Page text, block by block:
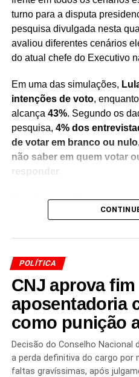
turno para a disputa
pesquisa divulgada nesta
avaliou diferentes cenários
do atual chefe do Executivo
Em uma das simulações,
intenções de voto, enquanto
alcança 43%. Segundo os
pesquisa, 4% dos
de votar em branco ou nulo
não saber em quem votar
Os números refletem um
momento da realização do
Pesquisas de intenção de
resultado definitivo das
para acompanhar a evolução
tendências entre os eleitores.
A divulgação do
movimentações dos partidos
próxima disputa
calendário eleitoral, novas
evolução dos índices de
POLÍTICA
CNJ aprova fim
aposentadoria
como punição
Decisão do Conselho Nacional
a perda definitiva do cargo por
faltas gravíssimas, após